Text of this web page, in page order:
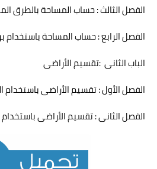
الفصل الثالث : حساب المساحة بالطرق
الفصل الرابع : حساب المساحة باستخدام
الباب الثانى :تقسيم الأراضى
الفصل الأول : تقسيم الأراضى باستخدام
الفصل الثانى : تقسيم الأراضى